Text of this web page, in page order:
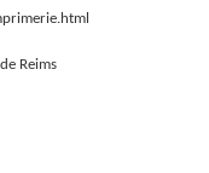
Reims